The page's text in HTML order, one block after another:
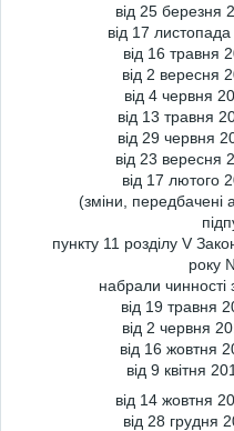
від 25 березня
від 17
від 16 травня
від 2 вересня
від 4 червня
від 13 травня
від 29 червня
від 23 вересня
від 17 лютого
(зміни, передбачені
пункту 11 розділу V
року
набрали чинності
від 19 травня
від 2 червня
від 16 жовтня
від 9 квітня
від 14 жовтня
від 28 грудня